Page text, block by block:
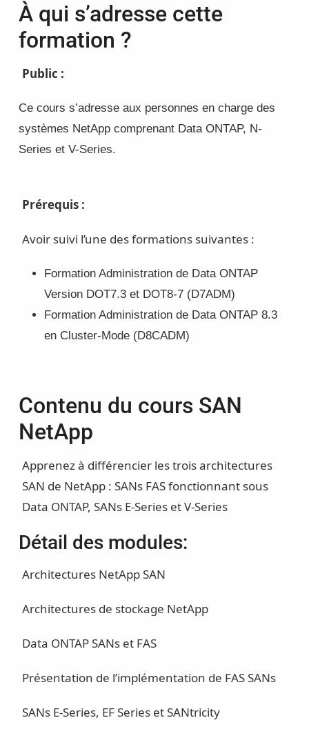
À qui s’adresse cette
formation ?
Public :
Ce cours s’adresse aux personnes en charge des
systèmes NetApp comprenant Data ONTAP, N-
Series et V-Series.
Prérequis :
Avoir suivi l’une des formations suivantes :
Formation Administration de Data ONTAP
Version DOT7.3 et DOT8-7 (D7ADM)
Formation Administration de Data ONTAP 8.3
en Cluster-Mode (D8CADM)
Contenu du cours SAN
NetApp
Apprenez à différencier les trois architectures
SAN de NetApp : SANs FAS fonctionnant sous
Data ONTAP, SANs E-Series et V-Series
Détail des modules:
Architectures NetApp SAN
Architectures de stockage NetApp
Data ONTAP SANs et FAS
Présentation de l’implémentation de FAS SANs
SANs E-Series, EF Series et SANtricity